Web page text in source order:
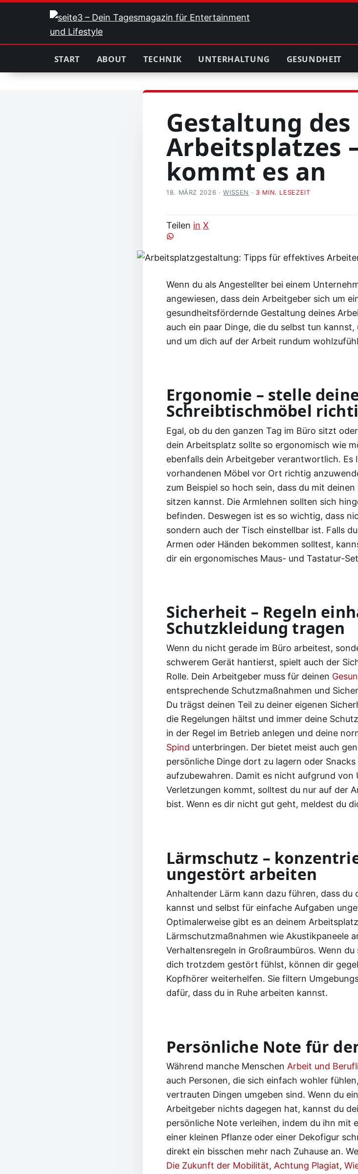
START ABOUT TECHNIK UNTERHALTUNG GESUNDHEIT
Gestaltung des
Arbeitsplatzes
kommt es an
18. MÄRZ 2026 ·WISSEN · 3 MIN. LESEZEIT
Teilen in X
Wenn du als Angestellter bei einem
angewiesen, dass dein Arbeitgeber sich um
gesundheitsfördernde Gestaltung deines
auch ein paar Dinge, die du selbst tun
und um dich auf der Arbeit rundum
Ergonomie – stelle
Schreibtischmöbel
Egal, ob du den ganzen Tag im Büro sitzt
dein Arbeitsplatz sollte so ergonomisch wie
ebenfalls dein Arbeitgeber verantwortlich. Es
vorhandenen Möbel vor Ort richtig
zum Beispiel so hoch sein, dass du mit
sitzen kannst. Die Armlehnen sollten sich
befinden. Deswegen ist es so wichtig, dass
sondern auch der Tisch einstellbar ist. Falls
Armen oder Händen bekommen solltest,
dir ein ergonomisches Maus- und Tastatur-
Sicherheit – Regeln
Schutzkleidung tragen
Wenn du nicht gerade im Büro arbeitest,
schwerem Gerät hantierst, spielt auch der
Rolle. Dein Arbeitgeber muss für deinen
entsprechende Schutzmaßnahmen und
Du trägst deinen Teil zu deiner eigenen
die Regelungen hältst und immer deine
in der Regel im Betrieb anlegen und deine
Spind unterbringen. Der bietet meist auch
persönliche Dinge dort zu lagern oder
aufzubewahren. Damit es nicht aufgrund
Verletzungen kommt, solltest du nur auf der
bist. Wenn es dir nicht gut geht, meldest du
Lärmschutz –
ungestört arbeiten
Anhaltender Lärm kann dazu führen, dass
kannst und selbst für einfache Aufgaben
Optimalerweise gibt es an deinem
Lärmschutzmaßnahmen wie Akustikpaneele
Verhaltensregeln in Großraumbüros. Wenn
dich trotzdem gestört fühlst, können dir
Kopfhörer weiterhelfen. Sie filtern
dafür, dass du in Ruhe arbeiten kannst.
Persönliche Note für
Während manche Menschen Arbeit und
auch Personen, die sich einfach wohler
vertrauten Dingen umgeben sind. Wenn du
Arbeitgeber nichts dagegen hat, kannst du
persönliche Note verleihen, indem du ihn mit
einer kleinen Pflanze oder einer Dekofigur
direkt ein bisschen mehr nach Zuhause an.
Die Zukunft der Mobilität, Achtung Plagiat,